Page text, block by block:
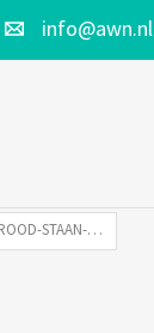
info@awn.nl
LOESJE-ROOD-STAAN-AWN-WOONBOOT-KOPEN